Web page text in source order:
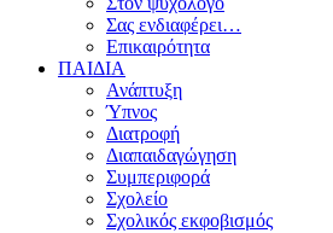
Σας ενδιαφέρει…
Επικαιρότητα
ΠΑΙΔΙΑ
Ανάπτυξη
Ύπνος
Διατροφή
Διαπαιδαγώγηση
Συμπεριφορά
Σχολείο
Σχολικός εκφοβισμός